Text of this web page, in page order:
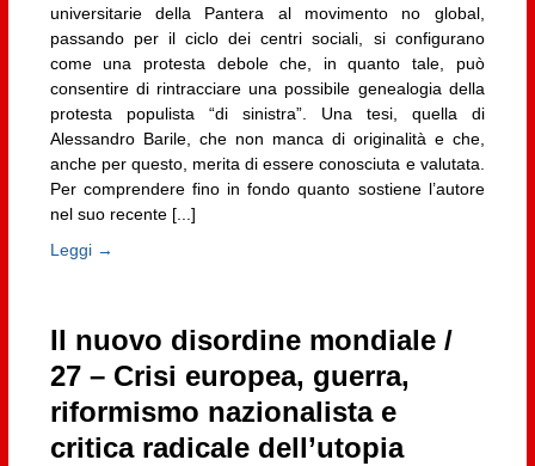
universitarie della Pantera al movimento no global,
passando per il ciclo dei centri sociali, si configurano
come una protesta debole che, in quanto tale, può
consentire di rintracciare una possibile genealogia della
protesta populista “di sinistra”. Una tesi, quella di
Alessandro Barile, che non manca di originalità e che,
anche per questo, merita di essere conosciuta e valutata.
Per comprendere fino in fondo quanto sostiene l’autore
nel suo recente [...]
Leggi →
Il nuovo disordine mondiale /
27 – Crisi europea, guerra,
riformismo nazionalista e
critica radicale dell’utopia